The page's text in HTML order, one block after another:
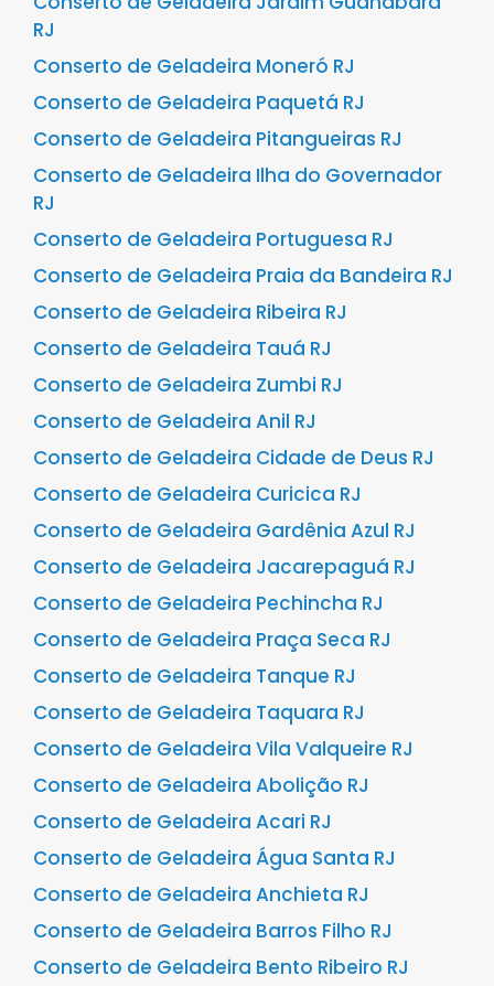
RJ
Conserto de Geladeira Moneró RJ
Conserto de Geladeira Paquetá RJ
Conserto de Geladeira Pitangueiras RJ
Conserto de Geladeira Ilha do Governador
RJ
Conserto de Geladeira Portuguesa RJ
Conserto de Geladeira Praia da Bandeira RJ
Conserto de Geladeira Ribeira RJ
Conserto de Geladeira Tauá RJ
Conserto de Geladeira Zumbi RJ
Conserto de Geladeira Anil RJ
Conserto de Geladeira Cidade de Deus RJ
Conserto de Geladeira Curicica RJ
Conserto de Geladeira Gardênia Azul RJ
Conserto de Geladeira Jacarepaguá RJ
Conserto de Geladeira Pechincha RJ
Conserto de Geladeira Praça Seca RJ
Conserto de Geladeira Tanque RJ
Conserto de Geladeira Taquara RJ
Conserto de Geladeira Vila Valqueire RJ
Conserto de Geladeira Abolição RJ
Conserto de Geladeira Acari RJ
Conserto de Geladeira Água Santa RJ
Conserto de Geladeira Anchieta RJ
Conserto de Geladeira Barros Filho RJ
Conserto de Geladeira Bento Ribeiro RJ